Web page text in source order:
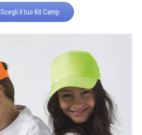
Scegli il tuo Kit Camp